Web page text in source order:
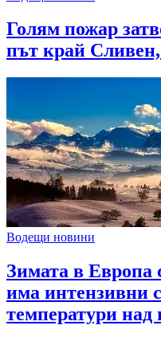
Голям пожар
път край
Водещи новини
Зимата в Европа
има интензивни
температури над